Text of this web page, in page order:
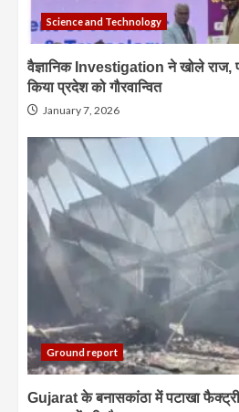
Science and Technology
वैज्ञानिक Investigation ने खोले राज,
किया प्रदेश को गौरवान्वित
January 7, 2026
Ground report
Gujarat के बनासकांठा में पटाखा